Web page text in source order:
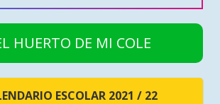
HUERTO DE MI COLE
ESCOLAR 2021 / 22